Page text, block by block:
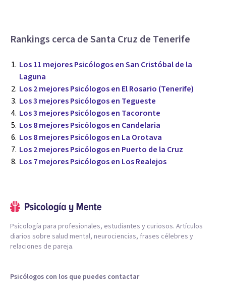
Rankings cerca de Santa Cruz de Tenerife
Los 11 mejores Psicólogos en San Cristóbal de la
Laguna
Los 2 mejores Psicólogos en El Rosario (Tenerife)
Los 3 mejores Psicólogos en Tegueste
Los 3 mejores Psicólogos en Tacoronte
Los 8 mejores Psicólogos en Candelaria
Los 8 mejores Psicólogos en La Orotava
Los 2 mejores Psicólogos en Puerto de la Cruz
Los 7 mejores Psicólogos en Los Realejos
Psicología para profesionales, estudiantes y curiosos. Artículos
diarios sobre salud mental, neurociencias, frases célebres y
relaciones de pareja.
Psicólogos con los que puedes contactar